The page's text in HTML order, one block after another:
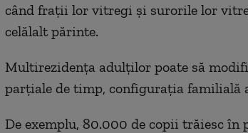
când fraţii lor vitregi şi surorile lor
celălalt părinte.
Multirezidenţa adulţilor poate să
parţiale de timp, configuraţia familială
De exemplu, 80.000 de copii trăiesc